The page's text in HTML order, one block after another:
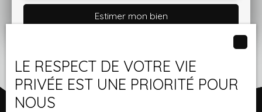
Estimer mon bien
LE RESPECT DE VOTRE VIE
PRIVÉE EST UNE PRIORITÉ POUR
NOUS